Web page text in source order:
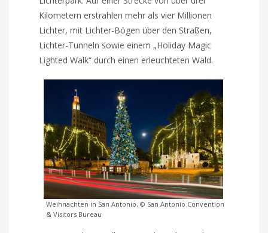
Kilometern erstrahlen mehr als vier Millionen
Lichter, mit Lichter-Bögen über den Straßen,
Lichter-Tunneln sowie einem „Holiday Magic
Lighted Walk“ durch einen erleuchteten Wald.
Weihnachten in San Antonio, © San Antonio Convention
& Visitors Bureau